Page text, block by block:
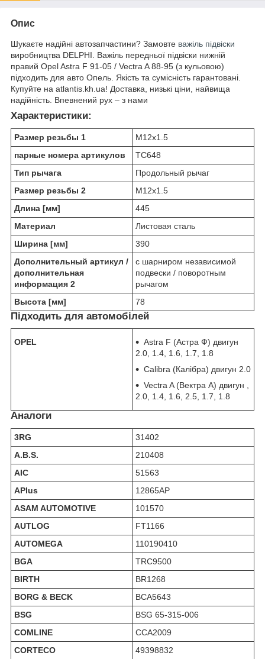
Опис
Шукаєте надійні автозапчастини? Замовте важіль підвіски
виробництва DELPHI. Важіль передньої підвіски нижній
правий Opel Astra F 91-05 / Vectra A 88-95 (з кульовою)
підходить для авто Опель. Якість та сумісність гарантовані.
Купуйте на atlantis.kh.ua! Доставка, низькі ціни, найвища
надійність. Впевнений рух – з нами
Характеристики:
Размер резьбы 1
M12x1.5
парные номера артикулов
TC648
Тип рычага
Продольный рычаг
Размер резьбы 2
M12x1.5
Длина [мм]
445
Материал
Листовая сталь
Ширина [мм]
390
Дополнительный артикул /
дополнительная
информация 2
c шарниром независимой
подвески / поворотным
рычагом
Высота [мм]
78
Підходить для автомобілей
OPEL
Astra F (Астра Ф) двигун
2.0, 1.4, 1.6, 1.7, 1.8
Calibra (Калібра) двигун 2.0
Vectra A (Вектра А) двигун ,
2.0, 1.4, 1.6, 2.5, 1.7, 1.8
Аналоги
3RG
31402
A.B.S.
210408
AIC
51563
APlus
12865AP
ASAM AUTOMOTIVE
101570
AUTLOG
FT1166
AUTOMEGA
110190410
BGA
TRC9500
BIRTH
BR1268
BORG & BECK
BCA5643
BSG
BSG 65-315-006
COMLINE
CCA2009
CORTECO
49398832